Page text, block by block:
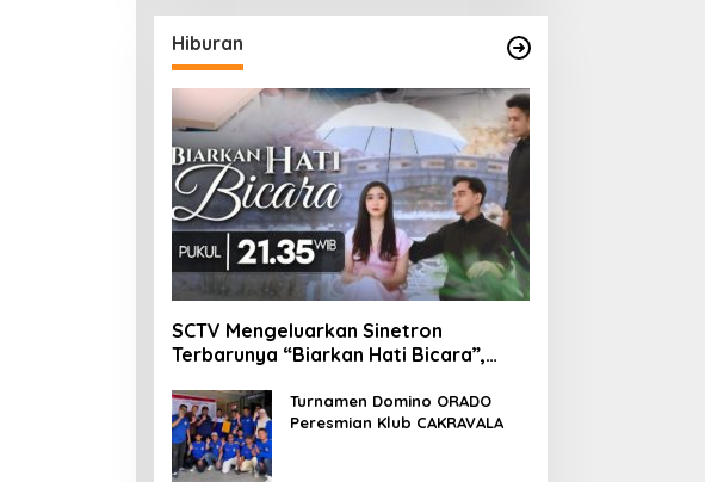
Hiburan
SCTV Mengeluarkan Sinetron
Terbarunya “Biarkan Hati Bicara”,
Azof, Rendi JohnTurnamen Domino ORADO
Peresmian Klub CAKRAVALA